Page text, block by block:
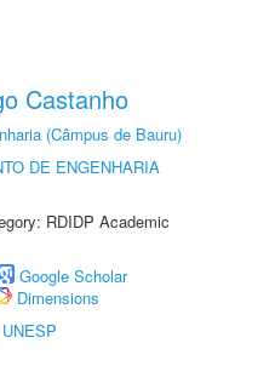
Castanho
(Câmpus de Bauru)
DE ENGENHARIA
RDIDP Academic
Google Scholar
Dimensions